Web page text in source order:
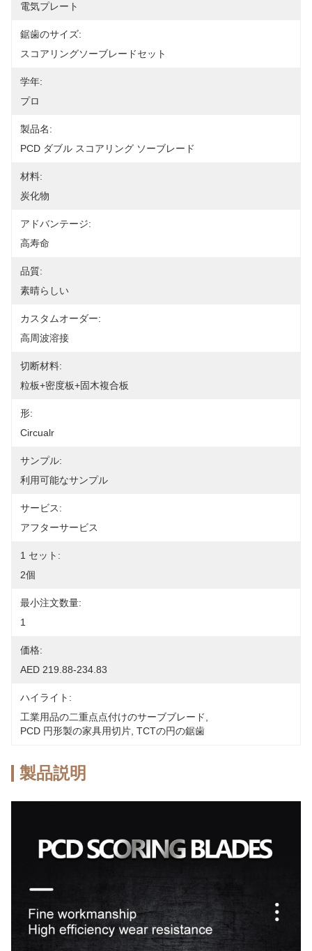
電気プレート
鋸歯のサイズ:
スコアリングソーブレードセット
学年:
プロ
製品名:
PCD ダブル スコアリング ソーブレード
材料:
炭化物
アドバンテージ:
高寿命
品質:
素晴らしい
カスタムオーダー:
高周波溶接
切断材料:
粒板+密度板+固木複合板
形:
Circualr
サンプル:
利用可能なサンプル
サービス:
アフターサービス
1 セット:
2個
最小注文数量:
1
価格:
AED 219.88-234.83
ハイライト:
工業用品の二重点点付けのサーブブレード
PCD 円形製の家具用切片 TCTの円の鋸歯
製品説明